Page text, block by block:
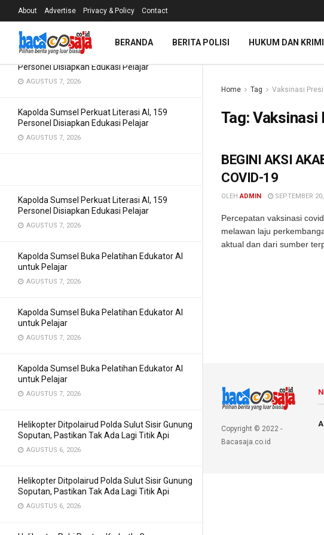
TERBARU TREN Filter
Kapolda Sumsel Perkuat Literasi AI, 159
Personel Disiapkan Edukasi Pelajar
AGUSTUS 7, 2026
Kapolda Sumsel Perkuat Literasi AI, 159
Personel Disiapkan Edukasi Pelajar
AGUSTUS 7, 2026
Kapolda Sumsel Perkuat Literasi AI, 159
Personel Disiapkan Edukasi Pelajar
AGUSTUS 7, 2026
Kapolda Sumsel Buka Pelatihan Edukator AI
untuk Pelajar
AGUSTUS 7, 2026
Kapolda Sumsel Buka Pelatihan Edukator AI
untuk Pelajar
AGUSTUS 7, 2026
Kapolda Sumsel Buka Pelatihan Edukator AI
untuk Pelajar
AGUSTUS 7, 2026
Helikopter Ditpolairud Polda Sulut Sisir Gunung
Soputan, Pastikan Tak Ada Lagi Titik Api
AGUSTUS 6, 2026
Helikopter Ditpolairud Polda Sulut Sisir Gunung
Soputan, Pastikan Tak Ada Lagi Titik Api
AGUSTUS 6, 2026
About Advertise Privacy & Policy Contact
BERANDA BERITA POLISI HUKUM DAN
Home Tag Vaksinasi
Tag:Vaksinasi
BEGINI AKSI
COVID-19
OLEH ADMIN SEPTEMBER
Percepatan vaksinasi
melawan laju
aktual dan dari sumber
Copyright © 2022 -
Bacasaja.co.id